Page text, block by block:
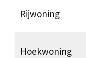
Rijwoning
Hoekwoning